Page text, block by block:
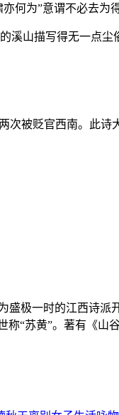
何为”意谓不必去为
溪山描写得无一点尘
被贬官西南。此诗
盛极一时的江西诗派
称“苏黄”。著有《山